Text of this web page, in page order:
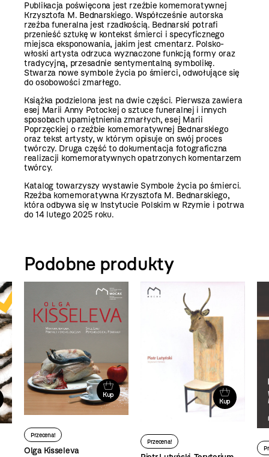
Publikacja poświęcona jest rzeźbie komemoratywnej
Krzysztofa M. Bednarskiego. Współcześnie autorska
rzeźba funeralna jest rzadkością. Bednarski potrafi
przenieść sztukę w kontekst śmierci i specyficznego
miejsca eksponowania, jakim jest cmentarz. Polsko-
włoski artysta odrzuca wyznaczone funkcją formy oraz
tradycyjną, przesadnie sentymentalną symbolikę.
Stwarza nowe symbole życia po śmierci, odwołujące się
do osobowości zmarłego.
Książka podzielona jest na dwie części. Pierwsza zawiera
esej Marii Anny Potockej o sztuce funeralnej i innych
sposobach upamiętnienia zmarłych, esej Marii
Poprzęckiej o rzeźbie komemoratywnej Bednarskiego
oraz tekst artysty, w którym opisuje on swój proces
twórczy. Druga część to dokumentacja fotograficzna
realizacji komemoratywnych opatrzonych komentarzem
twórcy.
Katalog towarzyszy wystawie Symbole życia po śmierci.
Rzeźba komemoratywna Krzysztofa M. Bednarskiego,
która odbywa się w Instytucie Polskim w Rzymie i potrwa
do 14 lutego 2025 roku.
Podobne produkty
Kup
Przecena!
Olga Kisseleva
Kup
Przecena!